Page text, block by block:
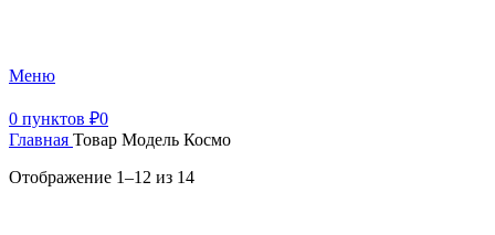
Меню
0 пунктов ₽0
Главная Товар Модель Космо
Отображение 1–12 из 14